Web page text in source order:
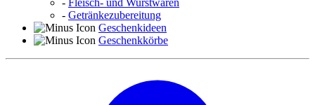
- Fleisch- und Wurstwaren
- Getränkezubereitung
Geschenkideen
Geschenkkörbe